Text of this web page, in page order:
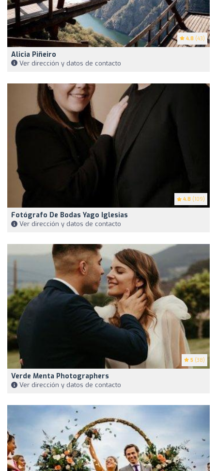
4.8 (43)
Alicia Piñeiro
Ver dirección y datos de contacto
4.8 (109)
Fotógrafo De Bodas Yago Iglesias
Ver dirección y datos de contacto
5 (38)
Verde Menta Photographers
Ver dirección y datos de contacto